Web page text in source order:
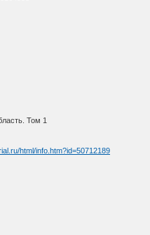
Том 1
html/info.htm?id=50712189